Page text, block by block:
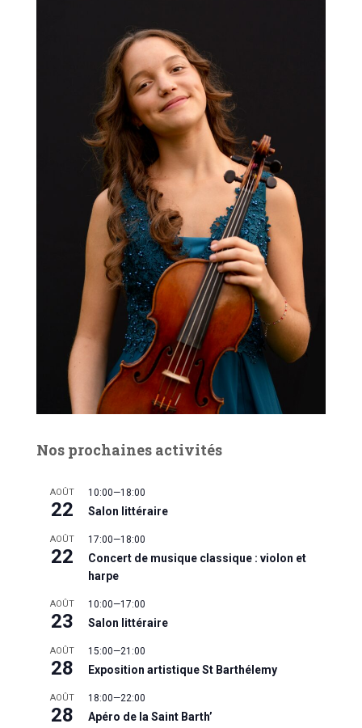
Nos prochaines activités
AOÛT
22
10:00—18:00
Salon littéraire
AOÛT
22
17:00—18:00
Concert de musique classique : violon et
harpe
AOÛT
23
10:00—17:00
Salon littéraire
AOÛT
28
15:00—21:00
Exposition artistique St Barthélemy
AOÛT
28
18:00—22:00
Apéro de la Saint Barth’